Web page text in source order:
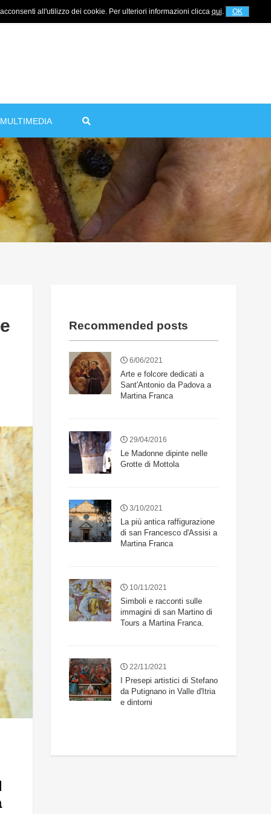
all'utilizzo dei cookie. Per ulteriori informazioni clicca qui. OK
For information+39 320 5753268
MULTIMEDIA
Recommended posts
6/06/2021
Arte e folcore dedicati a
Sant'Antonio da Padova a
Martina Franca
29/04/2016
Le Madonne dipinte nelle
Grotte di Mottola
3/10/2021
La più antica raffigurazione
di san Francesco d'Assisi a
Martina Franca
10/11/2021
Simboli e racconti sulle
immagini di san Martino di
Tours a Martina Franca.
22/11/2021
I Presepi artistici di Stefano
da Putignano in Valle d'Itria
e dintorni